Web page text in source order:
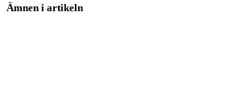
Ämnen i artikeln